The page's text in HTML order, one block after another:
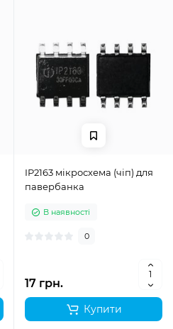
IP2163 мікросхема (чіп) для
павербанка
В наявності
0
17 грн.
Купити